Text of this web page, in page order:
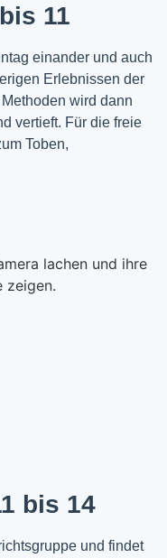
11
einander und auch
Erlebnissen der
wird dann
vertieft. Für die freie
Toben,
bis 14
und findet